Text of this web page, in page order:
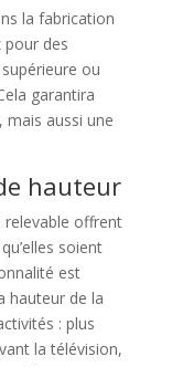
la fabrication
pour des
ou
garantira
aussi une
hauteur
relevable offrent
soient
est
hauteur de la
: plus
la télévision,